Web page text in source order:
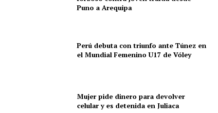
Puno a Arequipa
Perú debuta con triunfo ante Túnez en
el Mundial Femenino U17 de Vóley
Mujer pide dinero para devolver
celular y es detenida en Juliaca